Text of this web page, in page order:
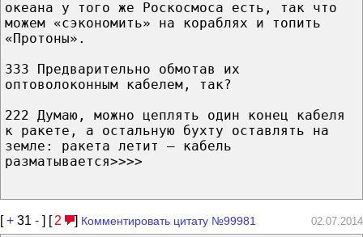
океана у того же Роскосмоса есть, так что
можем «сэкономить» на кораблях и топить
«Протоны».
333 Предварительно обмотав их
оптоволоконным кабелем, так?
222 Думаю, можно цеплять один конец кабеля
к ракете, а остальную бухту оставлять на
земле: ракета летит — кабель
разматывается>>>>
[+ 31 - ] [ 2 ] Комментировать цитату №99981 02.07.2014